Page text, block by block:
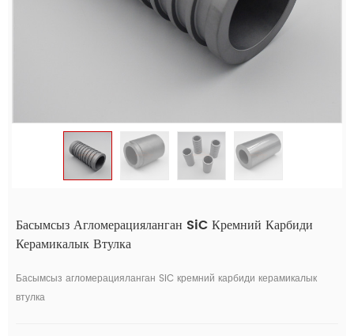
Басымсыз Агломерацияланган SiC Кремний Карбиди
Керамикалык Втулка
Басымсыз агломерацияланган SiC кремний карбиди керамикалык
втулка